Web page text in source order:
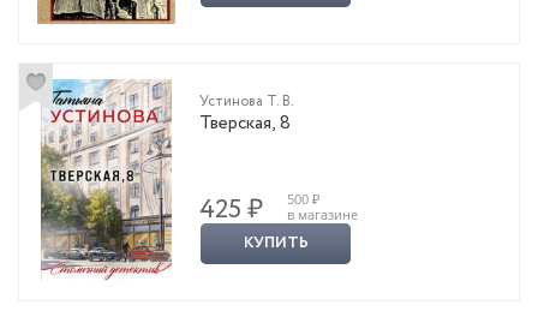
Устинова Т. В.
Тверская, 8
425 ₽
500 ₽
в магазине
КУПИТЬ